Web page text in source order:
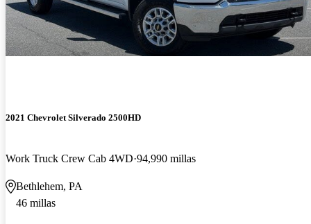
2021 Chevrolet Silverado 2500HD
Work Truck Crew Cab 4WD 94,990 millas
Bethlehem, PA
46 millas